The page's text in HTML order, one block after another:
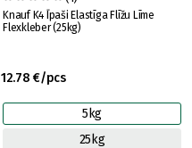
Knauf K4 Īpaši Elastīga Flīžu Līme
Flexkleber (25kg)
12.78 €/pcs
5kg
25kg